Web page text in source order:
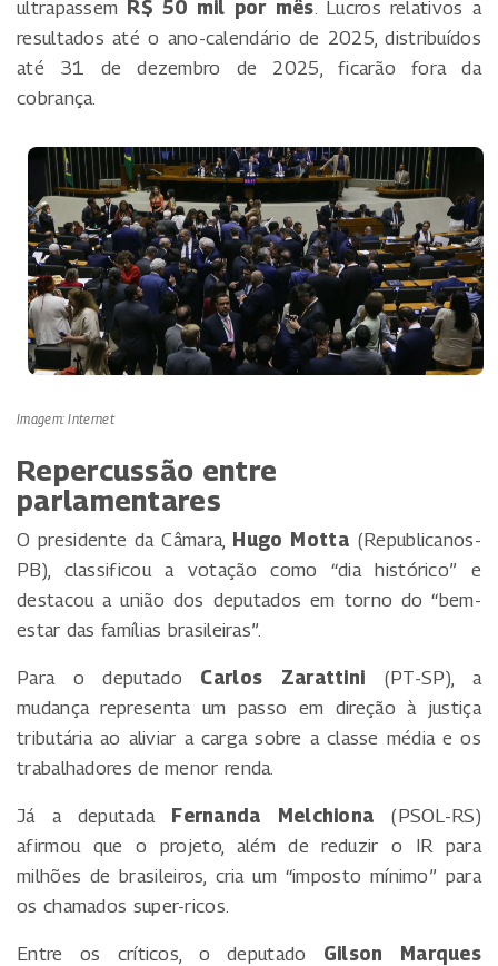
ultrapassem R$ 50 mil por mês. Lucros relativos a
resultados até o ano-calendário de 2025, distribuídos
até 31 de dezembro de 2025, ficarão fora da
cobrança.
Imagem: Internet
Repercussão entre
parlamentares
O presidente da Câmara, Hugo Motta(Republicanos-
PB), classificou a votação como “dia histórico” e
destacou a união dos deputados em torno do “bem-
estar das famílias brasileiras”.
Para o deputado Carlos Zarattini (PT-SP), a
mudança representa um passo em direção à justiça
tributária ao aliviar a carga sobre a classe média e os
trabalhadores de menor renda.
Já a deputada Fernanda Melchiona (PSOL-RS)
afirmou que o projeto, além de reduzir o IR para
milhões de brasileiros, cria um “imposto mínimo” para
os chamados super-ricos.
Entre os críticos, o deputado Gilson Marques